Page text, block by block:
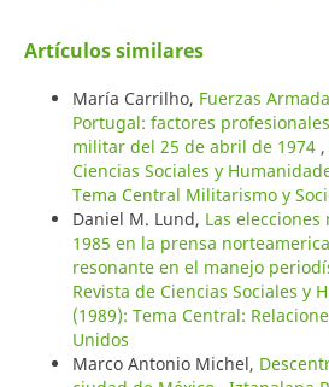
Artículos similares
María Carrilho, Fuerzas
Portugal: factores
militar del 25 de abril de 1974 ,
Ciencias Sociales y
Tema Central Militarismo y
Daniel M. Lund, Las
1985 en la prensa
resonante en el manejo
Revista de Ciencias Sociales y
(1989): Tema Central:
Unidos
Marco Antonio Michel,